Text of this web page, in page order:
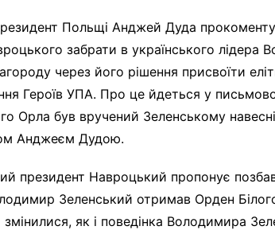
Польщі Анджей Дуда
забрати в українського
через його рішення присвоїти
Героїв УПА. Про це йдеться у
Орла був вручений Зеленському
Анджеєм Дудою.
президент Навроцький пропонує
Зеленський отримав Орден
як і поведінка Володимира